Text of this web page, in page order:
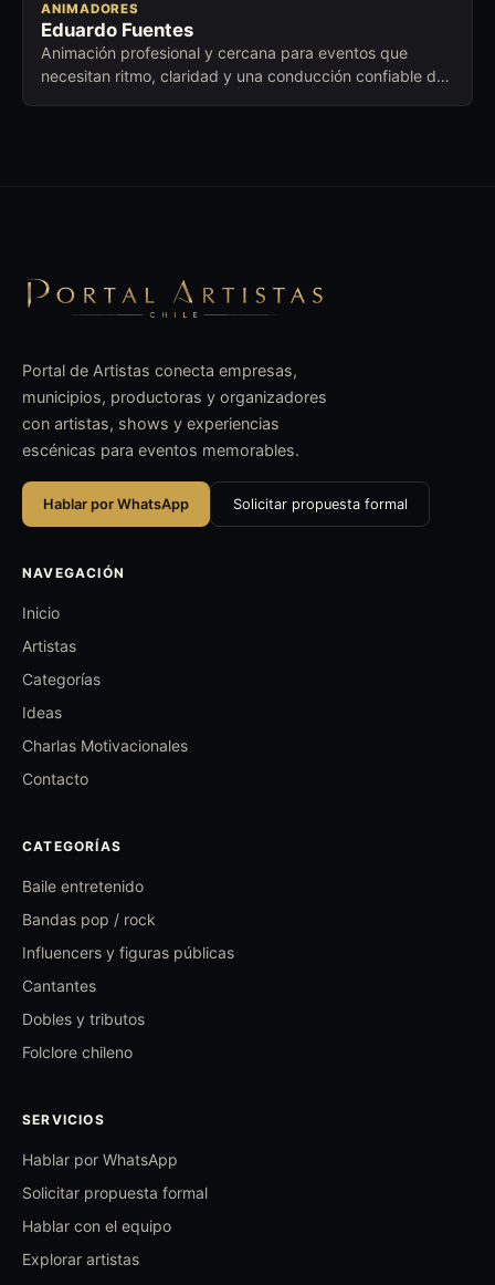
ANIMADORES
Eduardo Fuentes
Animación profesional y cercana para eventos que
necesitan ritmo, claridad y una conducción confiable de
Portal de Artistas conecta empresas,
municipios, productoras y organizadores
con artistas, shows y experiencias
escénicas para eventos memorables.
Hablar por WhatsApp Solicitar propuesta formal
NAVEGACIÓN
Inicio
Artistas
Categorías
Ideas
Charlas Motivacionales
Contacto
CATEGORÍAS
Baile entretenido
Bandas pop / rock
Influencers y figuras públicas
Cantantes
Dobles y tributos
Folclore chileno
SERVICIOS
Hablar por WhatsApp
Solicitar propuesta formal
Hablar con el equipo
Explorar artistas